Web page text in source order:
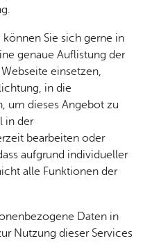
Verbindung zu externen
Cookies und andere
zu
Weitere Informationen
laden
.
Sie sich gerne in
genaue Auflistung der
einsetzen,
in die
um dieses Angebot zu
in der
bearbeiten oder
aufgrund individueller
alle Funktionen der
Daten in
Nutzung dieser Services